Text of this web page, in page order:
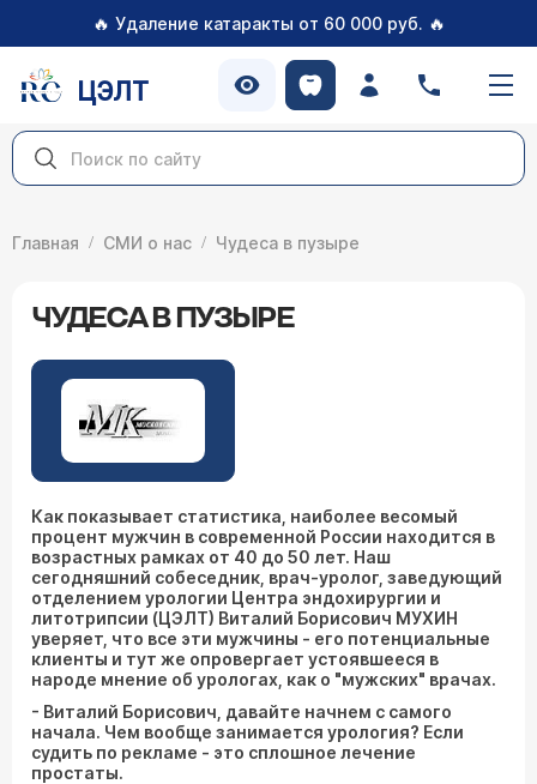
🔥 Удаление катаракты от 60 000 руб. 🔥
ЦЭЛТ
Главная СМИ о нас Чудеса в пузыре
ЧУДЕСА В ПУЗЫРЕ
Как показывает статистика, наиболее весомый
процент мужчин в современной России находится в
возрастных рамках от 40 до 50 лет. Наш
сегодняшний собеседник, врач-уролог, заведующий
отделением урологии Центра эндохирургии и
литотрипсии (ЦЭЛТ) Виталий Борисович МУХИН
уверяет, что все эти мужчины - его потенциальные
клиенты и тут же опровергает устоявшееся в
народе мнение об урологах, как о "мужских" врачах.
- Виталий Борисович, давайте начнем с самого
начала. Чем вообще занимается урология? Если
судить по рекламе - это сплошное лечение
простаты.